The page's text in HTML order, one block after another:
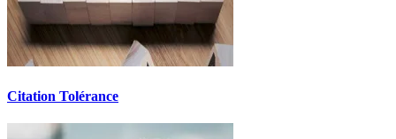
Citation Tolérance